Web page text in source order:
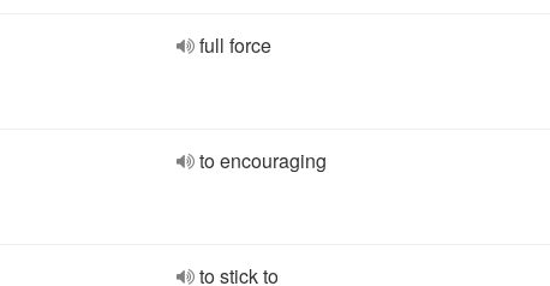
full force
to encouraging
to stick to